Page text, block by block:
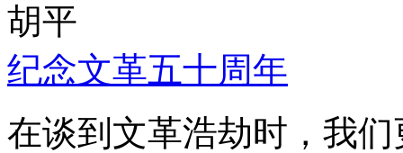
胡平
纪念文革五十周年
在谈到文革浩劫时，我